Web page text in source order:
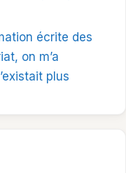
écrite des
on m’a
plus